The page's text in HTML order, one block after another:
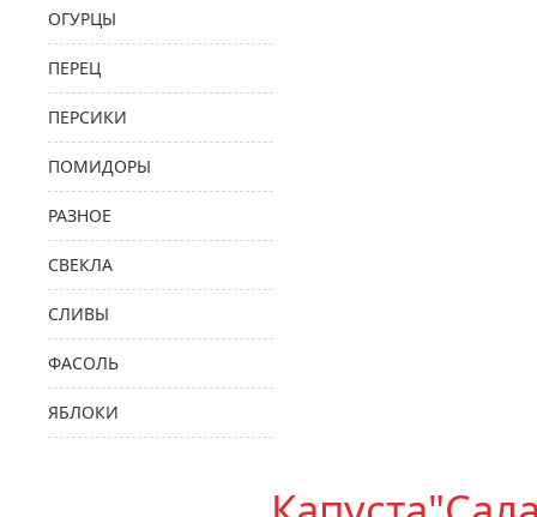
ОГУРЦЫ
ПЕРЕЦ
ПЕРСИКИ
ПОМИДОРЫ
РАЗНОЕ
СВЕКЛА
СЛИВЫ
ФАСОЛЬ
ЯБЛОКИ